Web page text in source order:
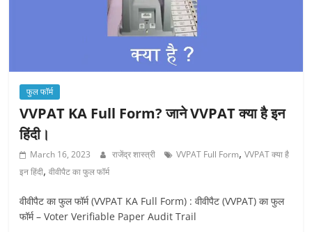
फुल फॉर्म
VVPAT KA Full Form? जाने VVPAT क्या है इन
हिंदी।
March 16, 2023 राजेंद्र शास्त्री VVPAT Full Form,VVPAT क्या है
इन हिंदी,वीवीपैट का फुल फॉर्म
वीवीपैट का फुल फॉर्म (VVPAT KA Full Form) : वीवीपैट (VVPAT) का फुल
फॉर्म – Voter Verifiable Paper Audit Trail